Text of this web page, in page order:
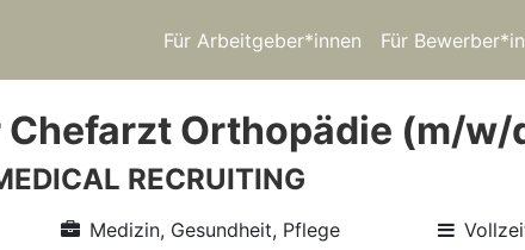
Für Arbeitgeber*innen Für
Orthopädie (m/w/
RECRUITING
Medizin, Gesundheit, Pflege